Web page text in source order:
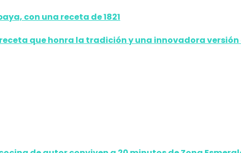
con una receta de 1821
que honra la tradición y una innovadora